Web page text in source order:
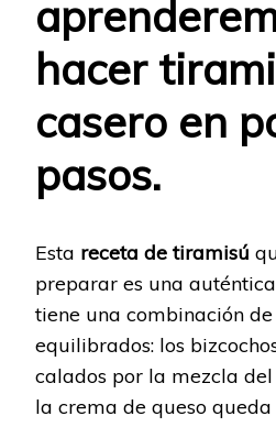
hacer
casero en
pasos.
Esta receta de tiramisú
preparar es una
tiene una combinación
equilibrados: los
calados por la mezcla
la crema de queso